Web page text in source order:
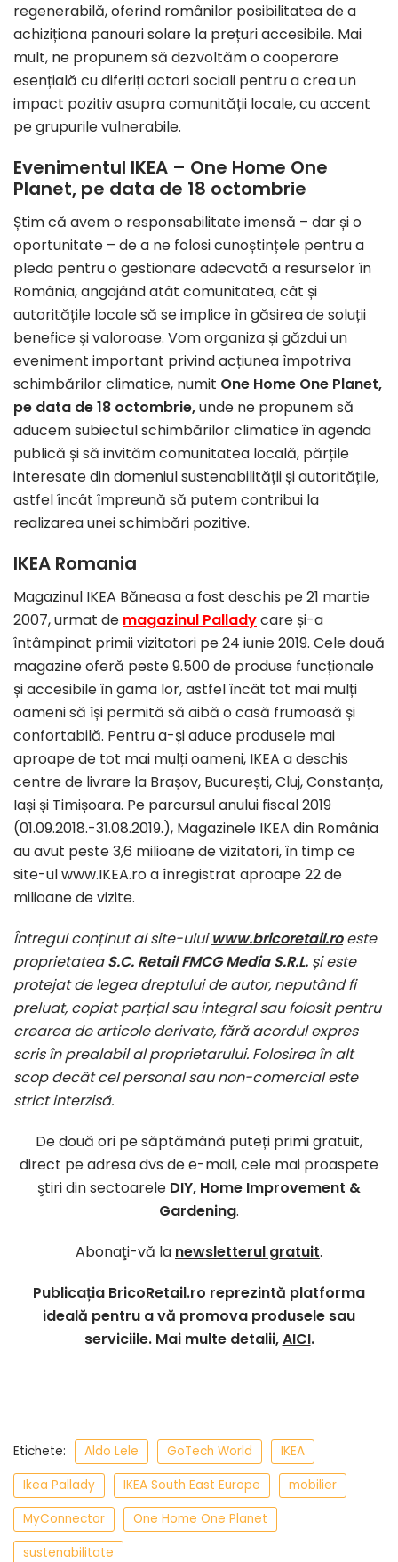
regenerabilă, oferind românilor posibilitatea de a
achiziționa panouri solare la prețuri accesibile. Mai
mult, ne propunem să dezvoltăm o cooperare
esențială cu diferiți actori sociali pentru a crea un
impact pozitiv asupra comunității locale, cu accent
pe grupurile vulnerabile.
Evenimentul IKEA – One Home One
Planet, pe data de 18 octombrie
Știm că avem o responsabilitate imensă – dar și o
oportunitate – de a ne folosi cunoștințele pentru a
pleda pentru o gestionare adecvată a resurselor în
România, angajând atât comunitatea, cât și
autoritățile locale să se implice în găsirea de soluții
benefice și valoroase. Vom organiza și găzdui un
eveniment important privind acțiunea împotriva
schimbărilor climatice, numit One Home One Planet,
pe data de 18 octombrie,unde ne propunem să
aducem subiectul schimbărilor climatice în agenda
publică și să invităm comunitatea locală, părțile
interesate din domeniul sustenabilității și autoritățile,
astfel încât împreună să putem contribui la
realizarea unei schimbări pozitive.
IKEA Romania
Magazinul IKEA Băneasa a fost deschis pe 21 martie
2007, urmat de magazinul Palladycare și-a
întâmpinat primii vizitatori pe 24 iunie 2019. Cele două
magazine oferă peste 9.500 de produse funcționale
și accesibile în gama lor, astfel încât tot mai mulți
oameni să își permită să aibă o casă frumoasă și
confortabilă. Pentru a-și aduce produsele mai
aproape de tot mai mulți oameni, IKEA a deschis
centre de livrare la Brașov, București, Cluj, Constanța,
Iași și Timișoara. Pe parcursul anului fiscal 2019
(01.09.2018.-31.08.2019.), Magazinele IKEA din România
au avut peste 3,6 milioane de vizitatori, în timp ce
site-ul www.IKEA.ro a înregistrat aproape 22 de
milioane de vizite.
Întregul conținut al site-uluiwww.bricoretail.roeste
proprietateaS.C. Retail FMCG Media S.R.L. și este
protejat de legea dreptului de autor, neputând fi
preluat, copiat parțial sau integral sau folosit pentru
crearea de articole derivate, fără acordul expres
scris în prealabil al proprietarului. Folosirea în alt
scop decât cel personal sau non-comercial este
strict interzisă.
De două ori pe săptămână puteți primi gratuit,
direct pe adresa dvs de e-mail, cele mai proaspete
ştiri din sectoarele DIY, Home Improvement &
Gardening.
Abonaţi-vă la newsletterul gratuit.
Publicația BricoRetail.ro reprezintă platforma
ideală pentru a vă promova produsele sau
serviciile. Mai multe detalii,AICI.
Etichete: Aldo Lele GoTech World
IKEA
Ikea Pallady
IKEA South East Europe
mobilier
MyConnector
One Home One Planet
sustenabilitate